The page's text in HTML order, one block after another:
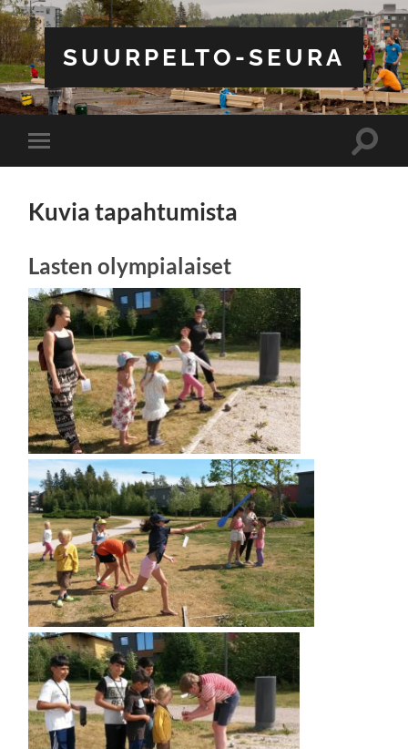
SUURPELTO-SEURA
Toggle
mobile
Toggle
Kuvia tapahtumista
Lasten olympialaiset